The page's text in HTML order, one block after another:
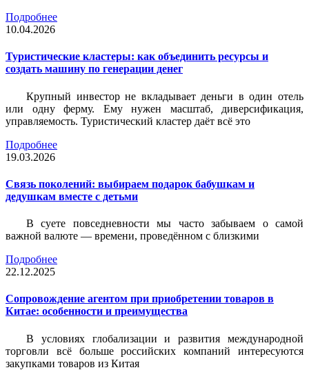
Подробнее
10.04.2026
Туристические кластеры: как объединить ресурсы и
создать машину по генерации денег
Крупный инвестор не вкладывает деньги в один отель
или одну ферму. Ему нужен масштаб, диверсификация,
управляемость. Туристический кластер даёт всё это
Подробнее
19.03.2026
Связь поколений: выбираем подарок бабушкам и
дедушкам вместе с детьми
В суете повседневности мы часто забываем о самой
важной валюте — времени, проведённом с близкими
Подробнее
22.12.2025
Сопровождение агентом при приобретении товаров в
Китае: особенности и преимущества
В условиях глобализации и развития международной
торговли всё больше российских компаний интересуются
закупками товаров из Китая